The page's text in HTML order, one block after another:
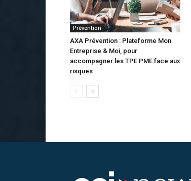
Prévention
AXA Prévention : Plateforme Mon
Entreprise & Moi, pour
accompagner les TPE PME face aux
risques